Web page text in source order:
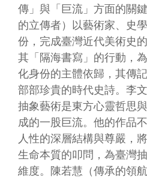
明
作
權
聲
料
開
傳」與「巨流」方面的關
的立傳者）以藝術家、史
份，完成臺灣近代美術史
其「隔海書寫」的行動，
化身份的主體依歸，其傳
部部珍貴的時代史詩。李
抽象藝術是東方心靈哲思
成的一股巨流。他的作品
人性的深層結構與尊嚴，
生命本質的叩問，為臺灣
維度。陳若慧（傳承的領